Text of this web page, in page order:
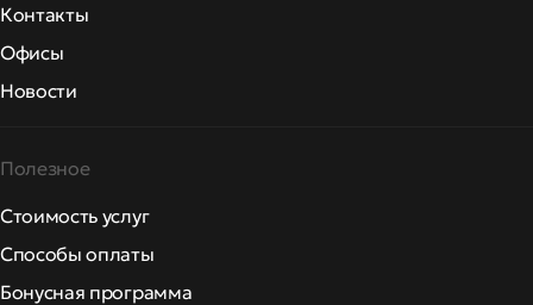
Контакты
Офисы
Новости
Полезное
Стоимость услуг
Способы оплаты
Бонусная программа